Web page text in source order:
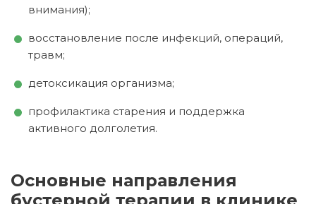
внимания);
восстановление после инфекций, операций,
травм;
детоксикация организма;
профилактика старения и поддержка
активного долголетия.
Основные направления
бустерной терапии в клинике